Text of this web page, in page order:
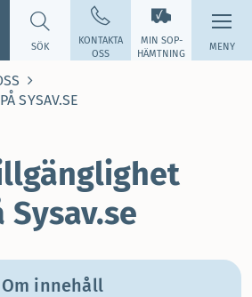
MIN SOP­
HÄMTNING
SÖK
KONTAKTA
OSS
MENY
SYSAV.SE
Sysav.se
Om innehåll